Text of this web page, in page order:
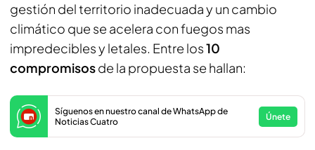
gestión del territorio inadecuada y un cambio
climático que se acelera con fuegos mas
impredecibles y letales. Entre los10
compromisosde la propuesta se hallan:
Síguenos en nuestro canal de WhatsApp de
Noticias Cuatro
Únete